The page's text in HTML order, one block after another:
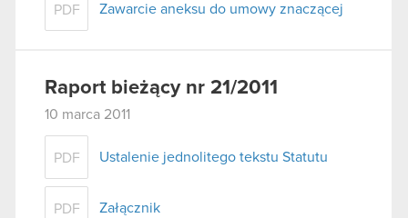
PDF Zawarcie aneksu do umowy znaczącej
Raport bieżący nr 21/2011
10 marca 2011
PDF Ustalenie jednolitego tekstu Statutu
PDF Załącznik